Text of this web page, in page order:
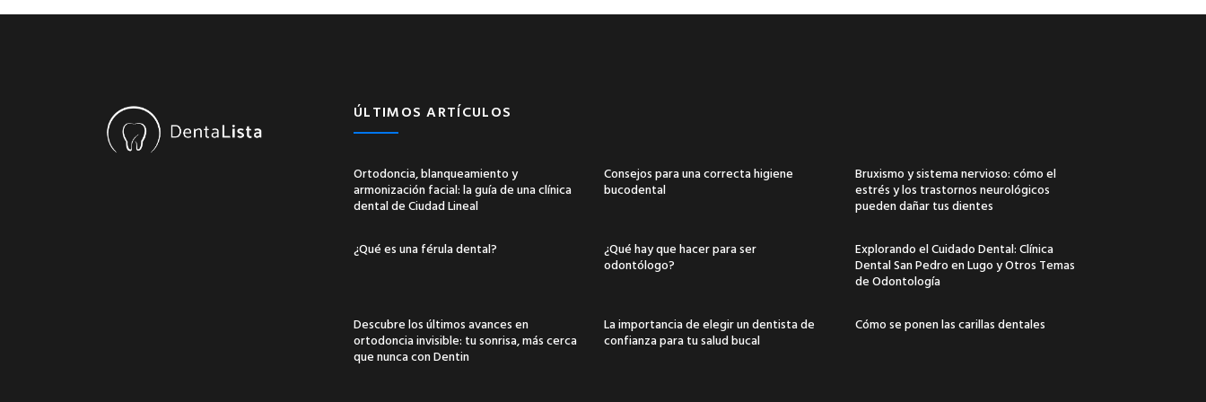
ÚLTIMOS ARTÍCULOS
Ortodoncia, blanqueamiento y
armonización facial: la guía de una clínica
dental de Ciudad Lineal
Consejos para una correcta higiene
bucodental
Bruxismo y sistema nervioso: cómo el
estrés y los trastornos neurológicos
pueden dañar tus dientes
¿Qué es una férula dental?
¿Qué hay que hacer para ser
odontólogo?
Explorando el Cuidado Dental: Clínica
Dental San Pedro en Lugo y Otros Temas
de Odontología
Descubre los últimos avances en
ortodoncia invisible: tu sonrisa, más cerca
que nunca con Dentin
La importancia de elegir un dentista de
confianza para tu salud bucal
Cómo se ponen las carillas dentales